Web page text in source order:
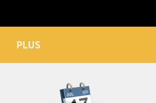
PLUS